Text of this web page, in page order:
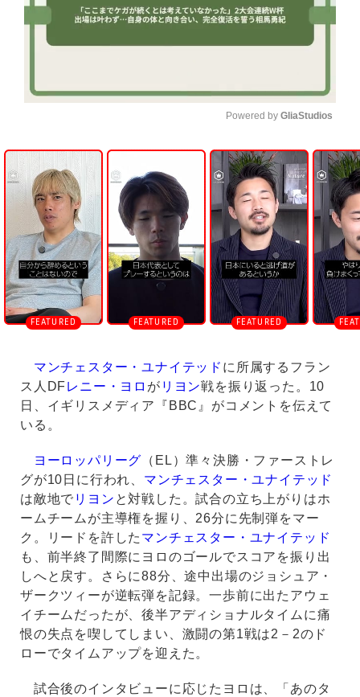
U
n
m
u
t
e
Powered by GliaStudios
マンチェスター・ユナイテッド に所属するフラン
ス人DFレニー・ヨロ が リヨン戦を振り返った。10
日、イギリスメディア『BBC』がコメントを伝えて
いる。
ヨーロッパリーグ （EL）準々決勝・ファーストレ
グが10日に行われ、 マンチェスター・ユナイテッド
は敵地で リヨン と対戦した。試合の立ち上がりはホ
ームチームが主導権を握り、26分に先制弾をマー
ク。リードを許した マンチェスター・ユナイテッド
も、前半終了間際にヨロのゴールでスコアを振り出
しへと戻す。さらに88分、途中出場のジョシュア・
ザークツィーが逆転弾を記録。一歩前に出たアウェ
イチームだったが、後半アディショナルタイムに痛
恨の失点を喫してしまい、激闘の第1戦は2－2のド
ローでタイムアップを迎えた。
試合後のインタビューに応じたヨロは、「あのタ